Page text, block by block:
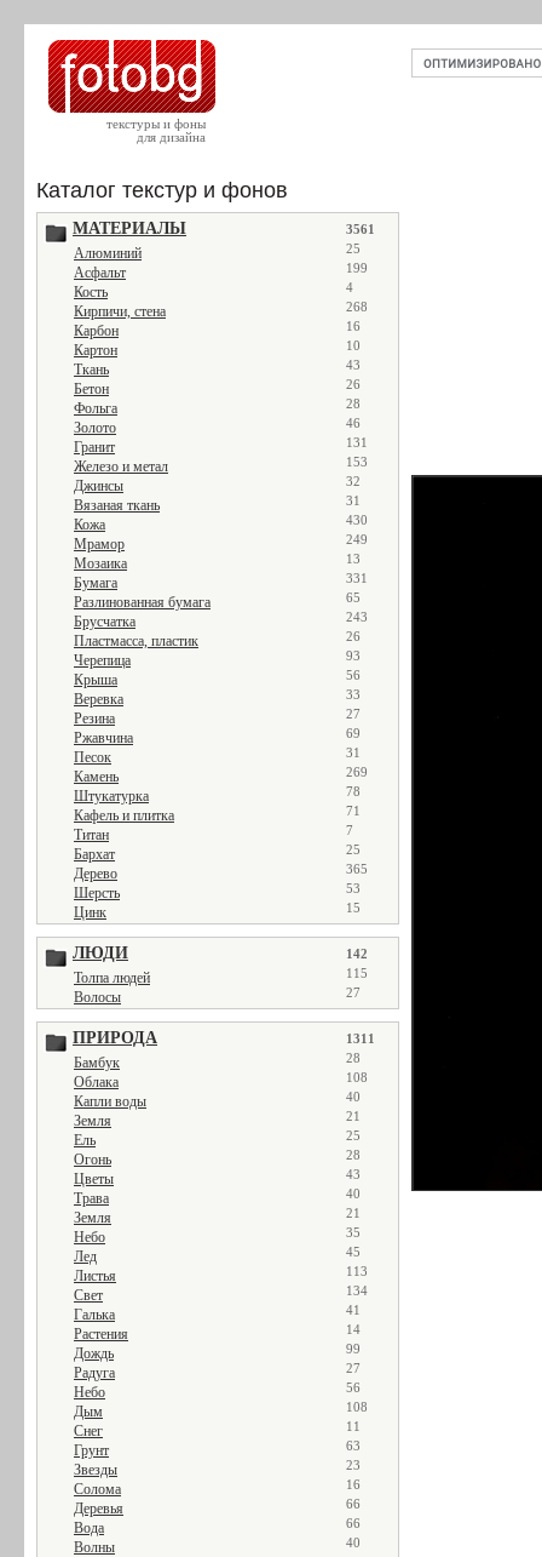
текстуры и фоны
для дизайна
Каталог текстур и фонов
МАТЕРИАЛЫ 3561
Алюминий 25
Асфальт 199
Кость 4
Кирпичи, стена 268
Карбон 16
Картон 10
Ткань 43
Бетон 26
Фольга 28
Золото 46
Гранит 131
Железо и метал 153
Джинсы 32
Вязаная ткань 31
Кожа 430
Мрамор 249
Мозаика 13
Бумага 331
Разлинованная бумага 65
Брусчатка 243
Пластмасса, пластик 26
Черепица 93
Крыша 56
Веревка 33
Резина 27
Ржавчина 69
Песок 31
Камень 269
Штукатурка 78
Кафель и плитка 71
Титан 7
Бархат 25
Дерево 365
Шерсть 53
Цинк 15
ЛЮДИ 142
Толпа людей 115
Волосы 27
ПРИРОДА 1311
Бамбук 28
Облака 108
Капли воды 40
Земля 21
Ель 25
Огонь 28
Цветы 43
Трава 40
Земля 21
Небо 35
Лед 45
Листья 113
Свет 134
Галька 41
Растения 14
Дождь 99
Радуга 27
Небо 56
Дым 108
Снег 11
Грунт 63
Звезды 23
Солома 16
Деревья 66
Вода 66
Волны 40